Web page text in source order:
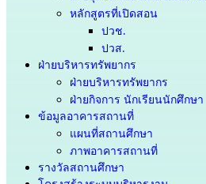
หลักสูตรที่เปิดสอน
ปวช.
ปวส.
ฝ่ายบริหารทรัพยากร
ฝ่ายบริหารทรัพยากร
ฝ่ายกิจการ นักเรียนนักศึกษา
ข้อมูลอาคารสถานที่
แผนที่สถานศึกษา
ภาพอาคารสถานที่
รางวัลสถานศึกษา